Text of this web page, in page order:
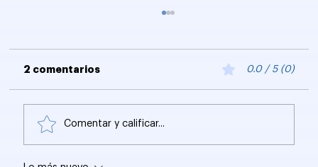
2 comentarios 0.0 / 5 (0)
Comentar y calificar...